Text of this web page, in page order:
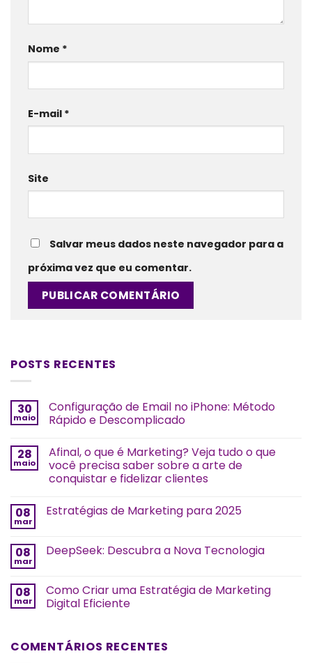
Nome *
E-mail *
Site
Salvar meus dados neste navegador para a
próxima vez que eu comentar.
POSTS RECENTES
30
maio
Configuração de Email no iPhone: Método
Rápido e Descomplicado
28
maio
Afinal, o que é Marketing? Veja tudo o que
você precisa saber sobre a arte de
conquistar e fidelizar clientes
08
mar
Estratégias de Marketing para 2025
08
mar
DeepSeek: Descubra a Nova Tecnologia
08
mar
Como Criar uma Estratégia de Marketing
Digital Eficiente
COMENTÁRIOS RECENTES